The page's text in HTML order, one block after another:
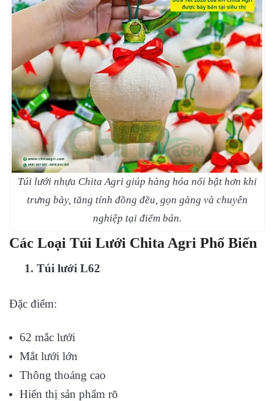
Túi lưới nhựa Chita Agri giúp hàng hóa nổi bật hơn khi
trưng bày, tăng tính đồng đều, gọn gàng và chuyên
nghiệp tại điểm bán.
Các Loại Túi Lưới Chita Agri Phổ Biến
1. Túi lưới L62
Đặc điểm:
62 mắc lưới
Mắt lưới lớn
Thông thoáng cao
Hiển thị sản phẩm rõ